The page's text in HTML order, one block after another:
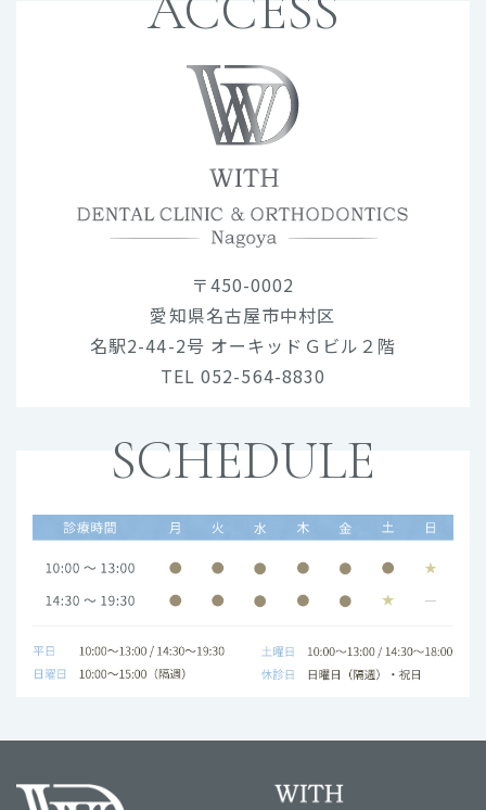
〒450-0002
愛知県名古屋市中村区
名駅2-44-2号 オーキッドＧビル２階
TEL 052-564-8830
SCHEDULE